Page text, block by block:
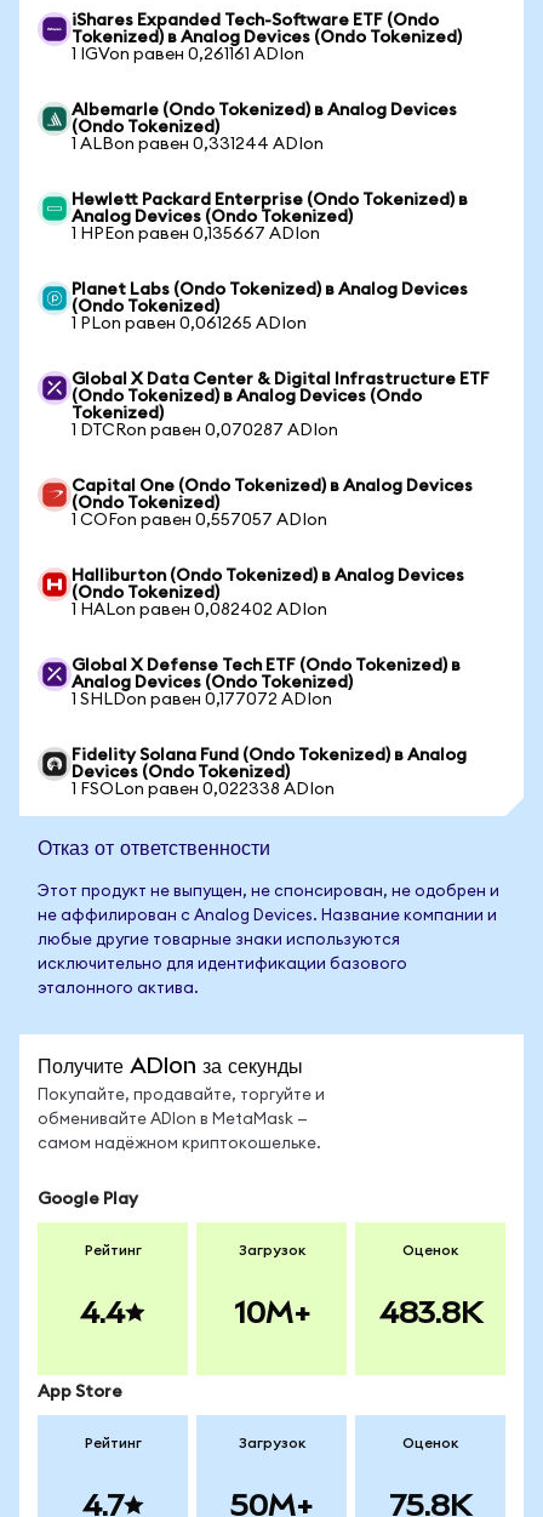
iShares Expanded Tech-Software ETF (Ondo
Tokenized) в Analog Devices (Ondo Tokenized)
1 IGVon равен 0,261161 ADIon
Albemarle (Ondo Tokenized) в Analog Devices
(Ondo Tokenized)
1 ALBon равен 0,331244 ADIon
Hewlett Packard Enterprise (Ondo Tokenized) в
Analog Devices (Ondo Tokenized)
1 HPEon равен 0,135667 ADIon
Planet Labs (Ondo Tokenized) в Analog Devices
(Ondo Tokenized)
1 PLon равен 0,061265 ADIon
Global X Data Center & Digital Infrastructure ETF
(Ondo Tokenized) в Analog Devices (Ondo
Tokenized)
1 DTCRon равен 0,070287 ADIon
Capital One (Ondo Tokenized) в Analog Devices
(Ondo Tokenized)
1 COFon равен 0,557057 ADIon
Halliburton (Ondo Tokenized) в Analog Devices
(Ondo Tokenized)
1 HALon равен 0,082402 ADIon
Global X Defense Tech ETF (Ondo Tokenized) в
Analog Devices (Ondo Tokenized)
1 SHLDon равен 0,177072 ADIon
Fidelity Solana Fund (Ondo Tokenized) в Analog
Devices (Ondo Tokenized)
1 FSOLon равен 0,022338 ADIon
Отказ от ответственности
Этот продукт не выпущен, не спонсирован, не одобрен и
не аффилирован с Analog Devices. Название компании и
любые другие товарные знаки используются
исключительно для идентификации базового
эталонного актива.
Получите ADIon за секунды
Покупайте, продавайте, торгуйте и
обменивайте ADIon в MetaMask —
самом надёжном криптокошельке.
Google Play
Рейтинг
4.4
Загрузок
10M+
Оценок
483.8K
App Store
Рейтинг
4.7
Загрузок
50M+
Оценок
75.8K